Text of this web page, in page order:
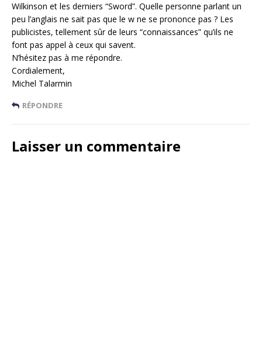
Wilkinson et les derniers “Sword”. Quelle personne parlant un
peu l’anglais ne sait pas que le w ne se prononce pas ? Les
publicistes, tellement sûr de leurs “connaissances” qu’ils ne
font pas appel à ceux qui savent.
N’hésitez pas à me répondre.
Cordialement,
Michel Talarmin
RÉPONDRE
Laisser un commentaire